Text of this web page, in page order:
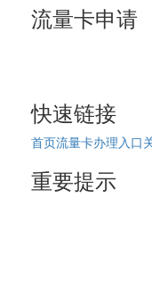
流量卡申请
快速链接
首页流量卡办理入口
重要提示